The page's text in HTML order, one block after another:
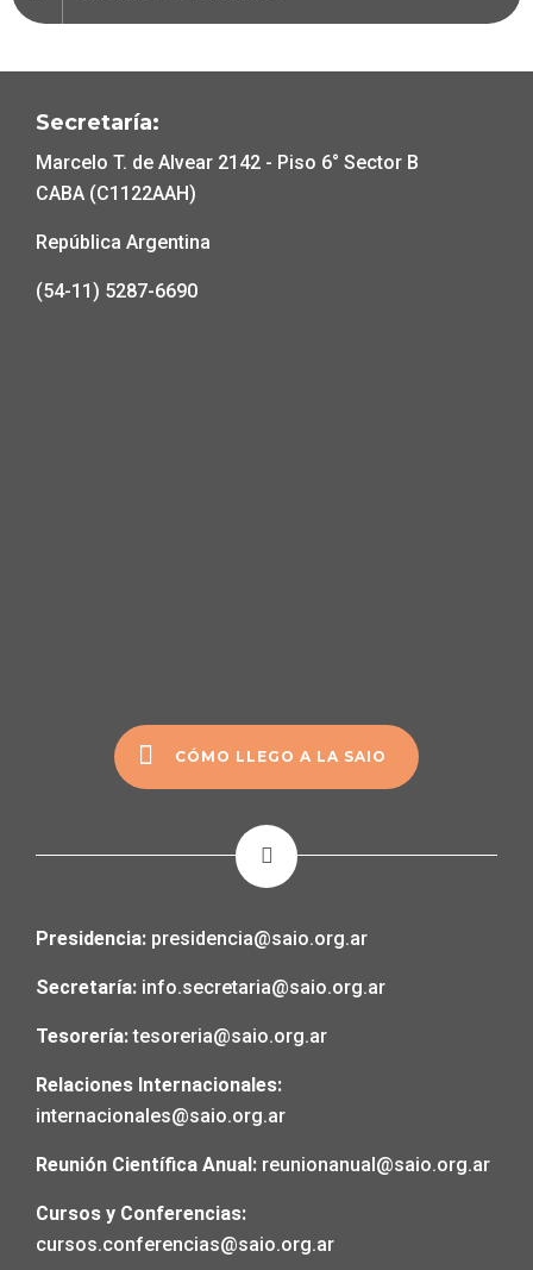
Secretaría:
Marcelo T. de Alvear 2142 - Piso 6° Sector B
CABA (C1122AAH)
República Argentina
(54-11) 5287-6690
CÓMO LLEGO A LA SAIO
Presidencia: presidencia@saio.org.ar
Secretaría: info.secretaria@saio.org.ar
Tesorería:tesoreria@saio.org.ar
Relaciones Internacionales:
internacionales@saio.org.ar
Reunión Científica Anual: reunionanual@saio.org.ar
Cursos y Conferencias:
cursos.conferencias@saio.org.ar